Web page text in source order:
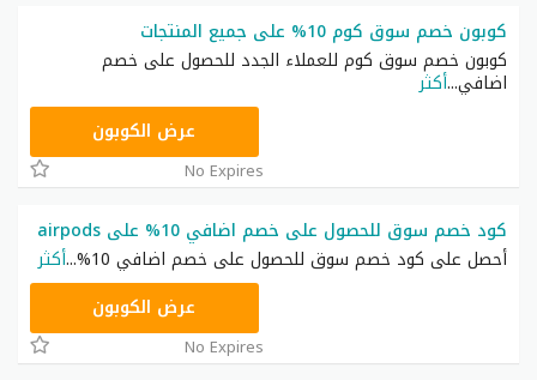
كوبون خصم سوق كوم 10% على جميع المنتجات
كوبون خصم سوق كوم للعملاء الجدد للحصول على خصم
اضافي...أكثر
EFYS10عرض الكوبون
No Expires
كود خصم سوق للحصول على خصم اضافي 10% على airpods
أحصل على كود خصم سوق للحصول على خصم اضافي 10%
...أكثر
AIRPODSعرض الكوبون
No Expires